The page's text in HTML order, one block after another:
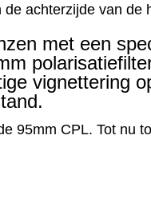
achterzijde van de
met een
vignettering
95mm CPL. Tot nu